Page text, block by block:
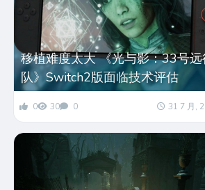
移植难度太大 《光与影：33号
队》Switch2版面临技术评估
0 30 0 31 7 月,